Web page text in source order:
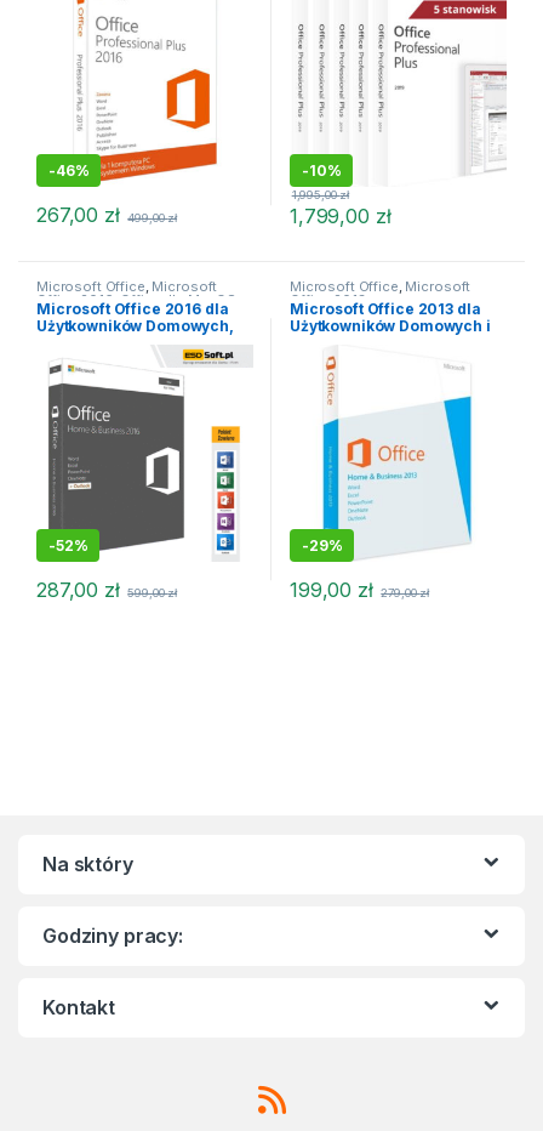
-46%
267,00 zł 499,00zł
-10%
1,799,00 zł
1,995,00zł
Microsoft Office, Microsoft
Office 2016 ,Office dla MacOS
Microsoft Office 2016 dla
Użytkowników Domowych,
Uczniów i Małych Firm MAC
OSX
-52%
287,00 zł 599,00zł
Microsoft Office, Microsoft
Office 2013
Microsoft Office 2013 dla
Użytkowników Domowych i
-29%
199,00 zł 279,00zł
Na sktóry
Godziny pracy:
Kontakt